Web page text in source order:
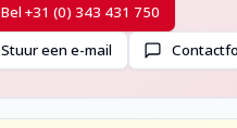
Bel +31 (0) 343 431 750
Stuur een e-mail